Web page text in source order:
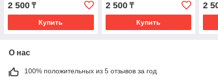
2 500 ₸
Купить
2 500₸
Купить
2
О нас
100% положительных из 5 отзывов за год